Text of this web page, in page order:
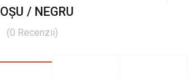
/ NEGRU
(0 Recenzii)